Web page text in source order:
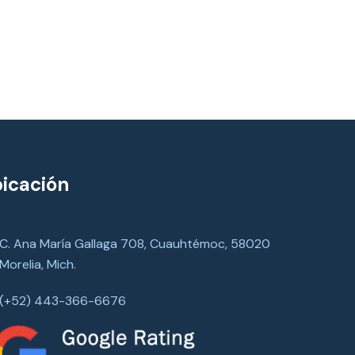
C. Ana María Gallaga 708, Cuauhtémoc, 58020
Morelia, Mich.
(+52) 443-366-6676